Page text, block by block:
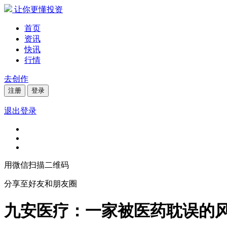
让你更懂投资
首页
资讯
快讯
行情
去创作
注册 登录
退出登录
用微信扫描二维码
分享至好友和朋友圈
九安医疗：一家被医药耽误的